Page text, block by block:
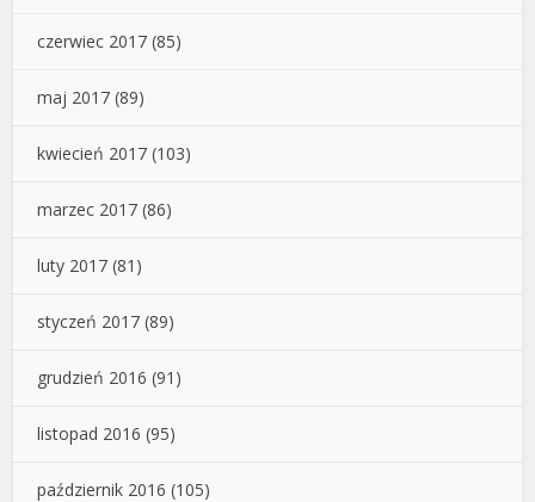
czerwiec 2017 (85)
maj 2017 (89)
kwiecień 2017 (103)
marzec 2017 (86)
luty 2017 (81)
styczeń 2017 (89)
grudzień 2016 (91)
listopad 2016 (95)
październik 2016 (105)